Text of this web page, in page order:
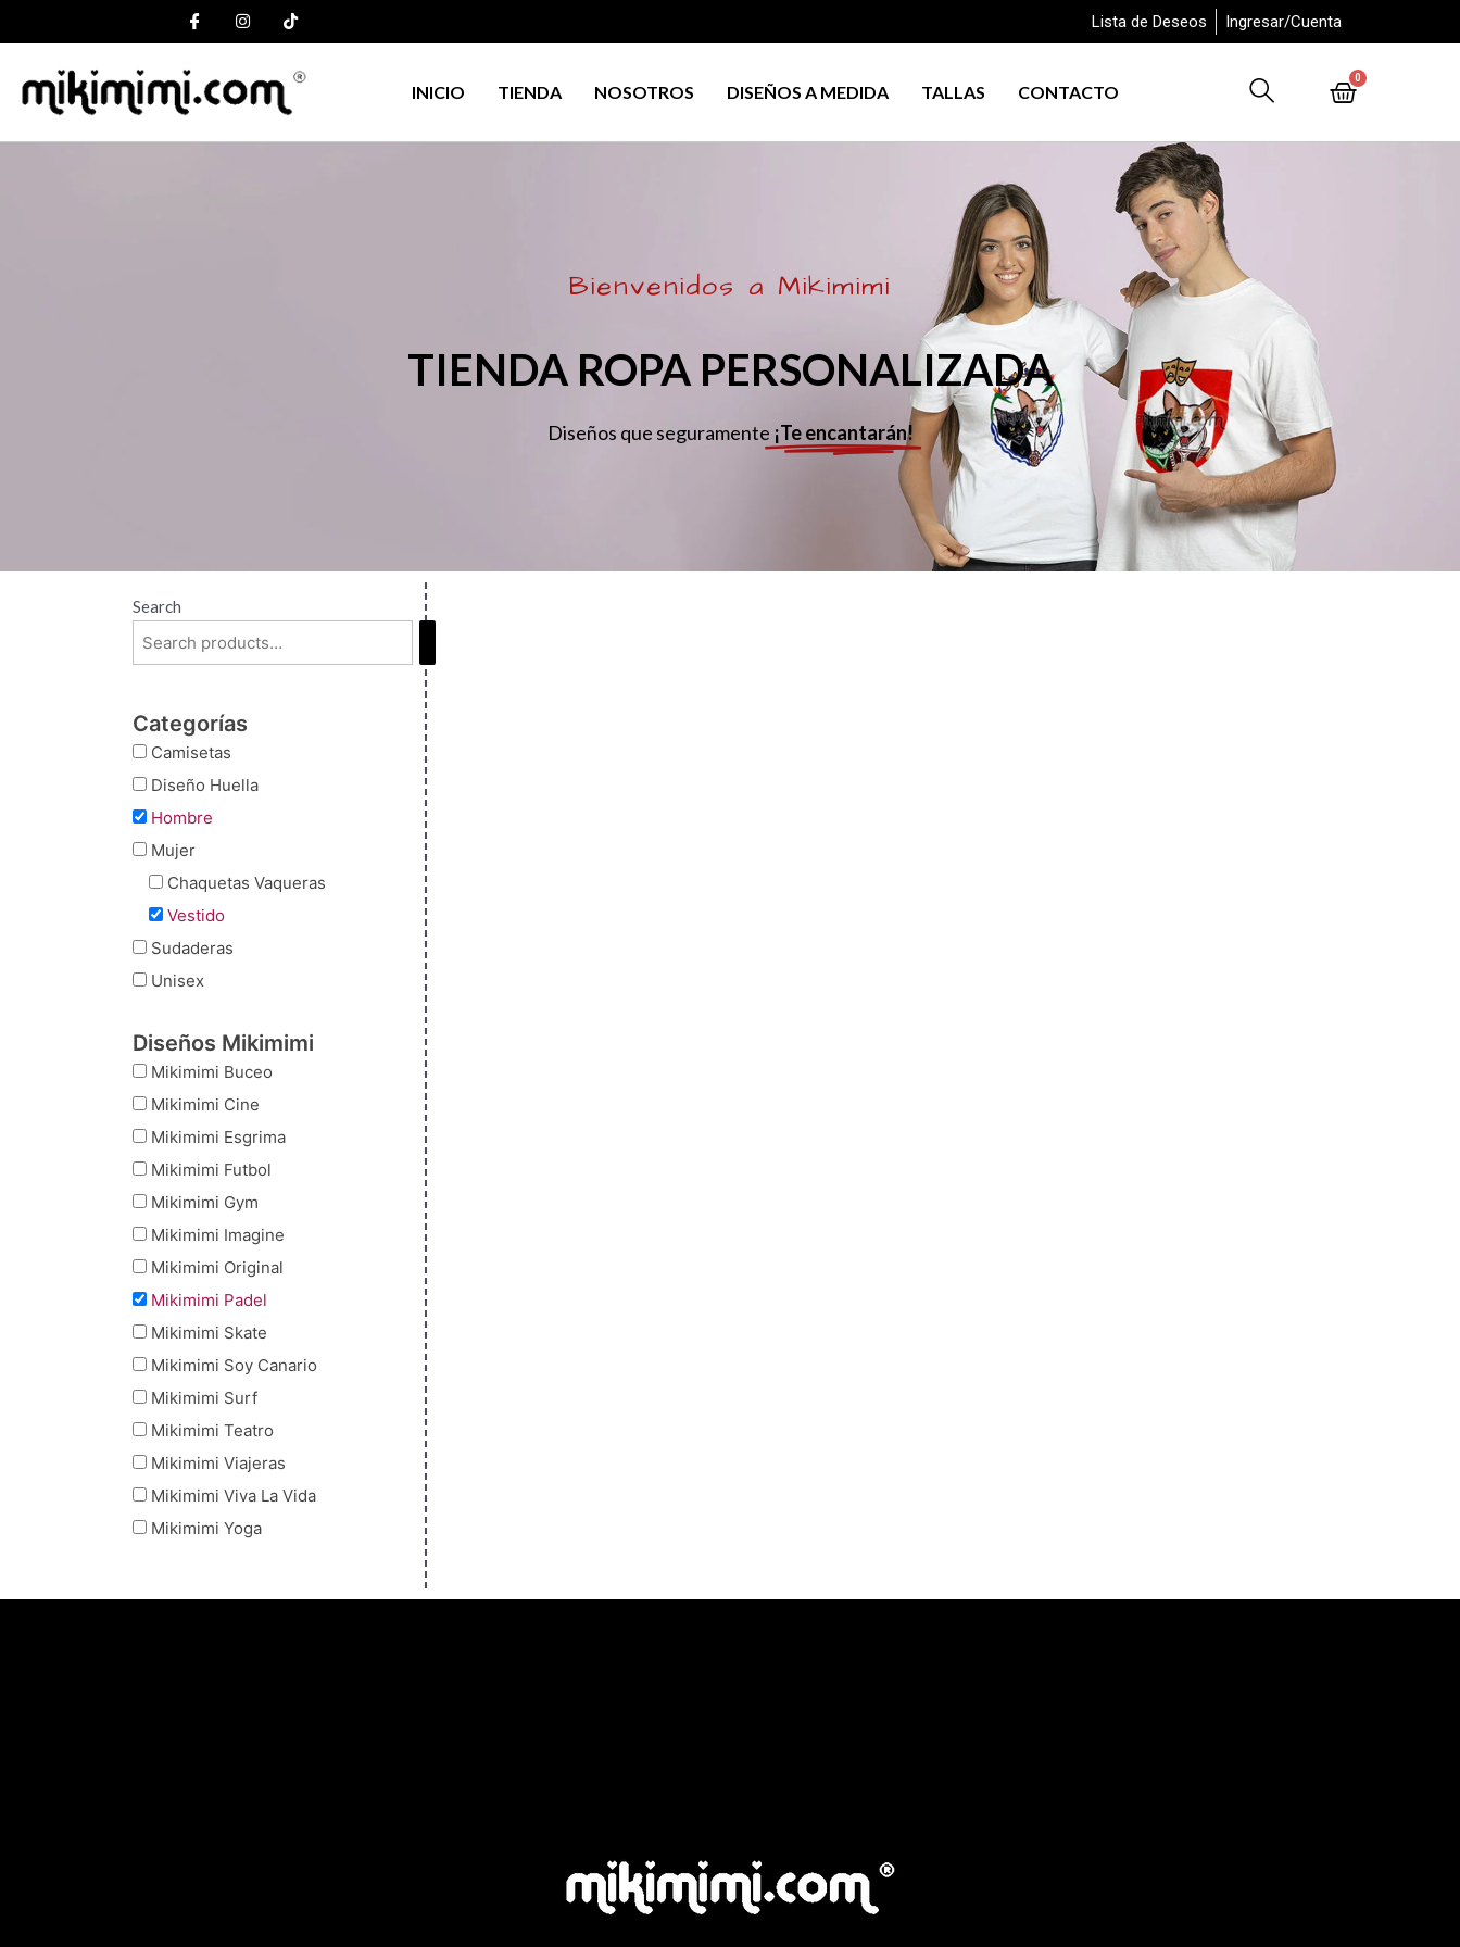
Lista de Deseos Ingresar/Cuenta
INICIO TIENDA NOSOTROS DISEÑOS A MEDIDA TALLAS CONTACTO
0
Bienvenidos a Mikimimi
TIENDA ROPA PERSONALIZADA
Diseños que seguramente ¡Te encantarán!
Search
Categorías
Camisetas
Diseño Huella
Hombre
Mujer
Chaquetas Vaqueras
Vestido
Sudaderas
Unisex
Diseños Mikimimi
Mikimimi Buceo
Mikimimi Cine
Mikimimi Esgrima
Mikimimi Futbol
Mikimimi Gym
Mikimimi Imagine
Mikimimi Original
Mikimimi Padel
Mikimimi Skate
Mikimimi Soy Canario
Mikimimi Surf
Mikimimi Teatro
Mikimimi Viajeras
Mikimimi Viva La Vida
Mikimimi Yoga